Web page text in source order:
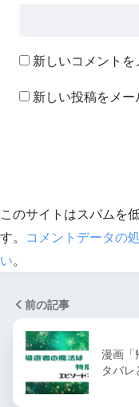
新しいコメントを
新しい投稿をメー
このサイトはスパムを
す。
コメントデータの
い。
前の記事
漫画「
タバ